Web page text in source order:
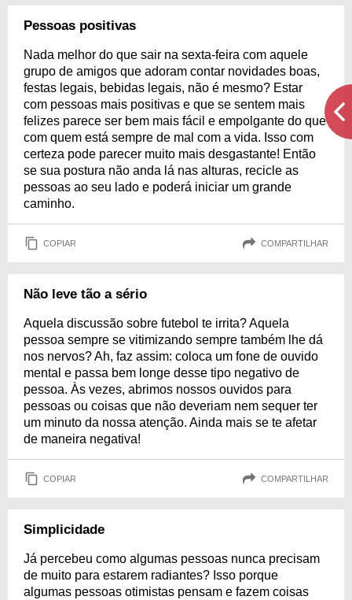
Pessoas positivas
Nada melhor do que sair na sexta-feira com aquele
grupo de amigos que adoram contar novidades boas,
festas legais, bebidas legais, não é mesmo? Estar
com pessoas mais positivas e que se sentem mais
felizes parece ser bem mais fácil e empolgante do que
com quem está sempre de mal com a vida. Isso com
certeza pode parecer muito mais desgastante! Então
se sua postura não anda lá nas alturas, recicle as
pessoas ao seu lado e poderá iniciar um grande
caminho.
COPIAR COMPARTILHAR
Não leve tão a sério
Aquela discussão sobre futebol te irrita? Aquela
pessoa sempre se vitimizando sempre também lhe dá
nos nervos? Ah, faz assim: coloca um fone de ouvido
mental e passa bem longe desse tipo negativo de
pessoa. Às vezes, abrimos nossos ouvidos para
pessoas ou coisas que não deveriam nem sequer ter
um minuto da nossa atenção. Ainda mais se te afetar
de maneira negativa!
COPIAR COMPARTILHAR
Simplicidade
Já percebeu como algumas pessoas nunca precisam
de muito para estarem radiantes? Isso porque
algumas pessoas otimistas pensam e fazem coisas